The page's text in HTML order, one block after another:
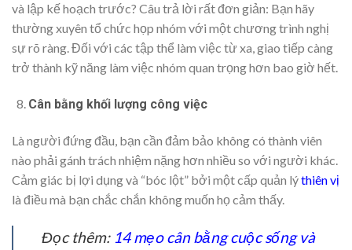
và lập kế hoạch trước? Câu trả lời rất đơn giản: Bạn hãy
thường xuyên tổ chức họp nhóm với một chương trình nghị
sự rõ ràng. Đối với các tập thể làm việc từ xa, giao tiếp càng
trở thành kỹ năng làm việc nhóm quan trọng hơn bao giờ hết.
Cân bằng khối lượng công việc
Là người đứng đầu, bạn cần đảm bảo không có thành viên
nào phải gánh trách nhiệm nặng hơn nhiều so với người khác.
Cảm giác bị lợi dụng và “bóc lột” bởi một cấp quản lýthiên vị
là điều mà bạn chắc chắn không muốn họ cảm thấy.
Đọc thêm: 14 mẹo cân bằng cuộc sống và